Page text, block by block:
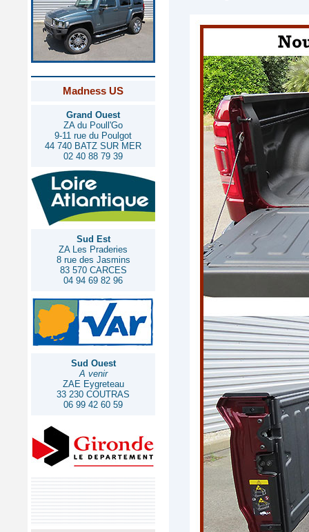
Madness US
Grand Ouest
ZA du Poull'Go
9-11 rue du Poulgot
44 740 BATZ SUR MER
02 40 88 79 39
Sud Est
ZA Les Praderies
8 rue des Jasmins
83 570 CARCES
04 94 69 82 96
Sud Ouest
A venir
ZAE Eygreteau
33 230 COUTRAS
06 99 42 60 59